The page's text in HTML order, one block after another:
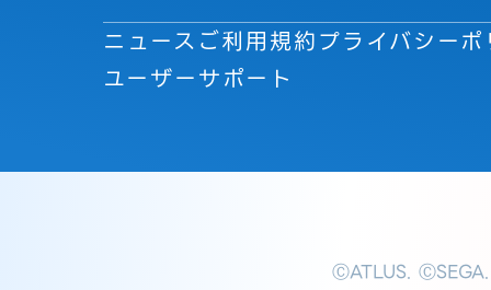
ニュースご利用規約プライバシー
ユーザーサポート
ⒸATLUS. ⒸSEGA.